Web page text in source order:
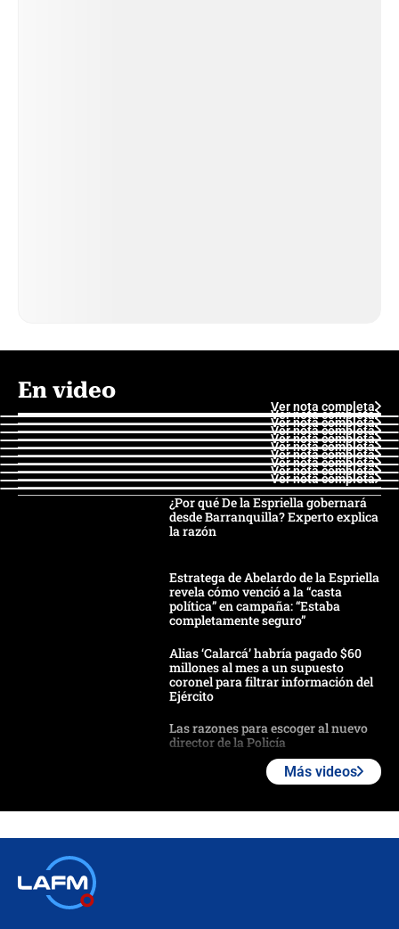
En video
Ver nota completa
Ver nota completa
Ver nota completa
Ver nota completa
Ver nota completa
Ver nota completa
Ver nota completa
Ver nota completa
Ver nota completa
Ver nota completa
¿Por qué De la Espriella gobernará
desde Barranquilla? Experto explica
la razón
Estratega de Abelardo de la Espriella
revela cómo venció a la “casta
política” en campaña: “Estaba
completamente seguro”
Alias ‘Calarcá’ habría pagado $60
millones al mes a un supuesto
coronel para filtrar información del
Ejército
Las razones para escoger al nuevo
director de la Policía
Más videos